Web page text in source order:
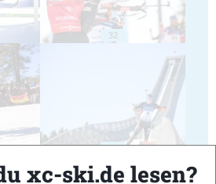
32
34
xc-ski.de lesen?